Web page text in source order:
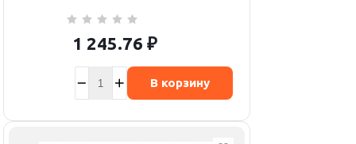
1 245.76 ₽
В корзину